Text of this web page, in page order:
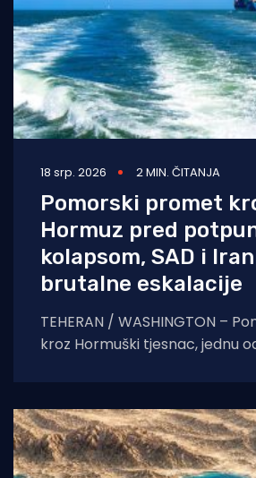
18 srp. 2026 2 MIN. ČITANJA
Pomorski promet
Hormuz pred
kolapsom, SAD i
brutalne eskalacije
TEHERAN / WASHINGTON –
kroz Hormuški tjesnac, jednu